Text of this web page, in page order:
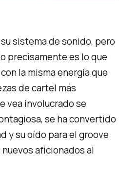
sistema de sonido, pero
precisamente es lo que
la misma energía que
de cartel más
vea involucrado se
se ha convertido
y su oído para el groove
aficionados al